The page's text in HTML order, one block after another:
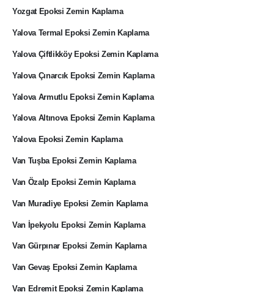
Yozgat Epoksi Zemin Kaplama
Yalova Termal Epoksi Zemin Kaplama
Yalova Çiftlikköy Epoksi Zemin Kaplama
Yalova Çınarcık Epoksi Zemin Kaplama
Yalova Armutlu Epoksi Zemin Kaplama
Yalova Altınova Epoksi Zemin Kaplama
Yalova Epoksi Zemin Kaplama
Van Tuşba Epoksi Zemin Kaplama
Van Özalp Epoksi Zemin Kaplama
Van Muradiye Epoksi Zemin Kaplama
Van İpekyolu Epoksi Zemin Kaplama
Van Gürpınar Epoksi Zemin Kaplama
Van Gevaş Epoksi Zemin Kaplama
Van Edremit Epoksi Zemin Kaplama